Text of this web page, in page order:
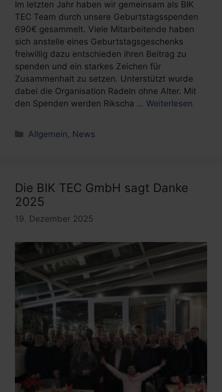
Im letzten Jahr haben wir gemeinsam als BIK
TEC Team durch unsere Geburtstagsspenden
690€ gesammelt. Viele Mitarbeitende haben
sich anstelle eines Geburtstagsgeschenks
freiwillig dazu entschieden ihren Beitrag zu
spenden und ein starkes Zeichen für
Zusammenhalt zu setzen. Unterstützt wurde
dabei die Organisation Radeln ohne Alter. Mit
den Spenden werden Rikscha … Weiterlesen
Kategorien
Allgemein, News
Die BIK TEC GmbH sagt Danke
2025
19. Dezember 2025